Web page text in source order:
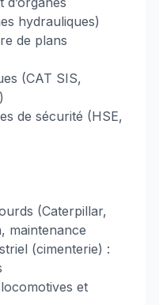
hydrauliques)
de plans
(CAT SIS,
de sécurité (HSE,
(Caterpillar,
maintenance
(cimenterie) :
et